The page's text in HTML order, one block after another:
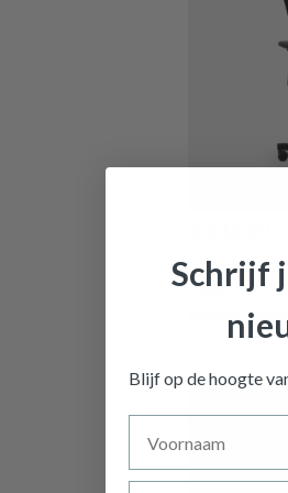
Zwart
Wordt
Schrijf
Blijf op de hoogte